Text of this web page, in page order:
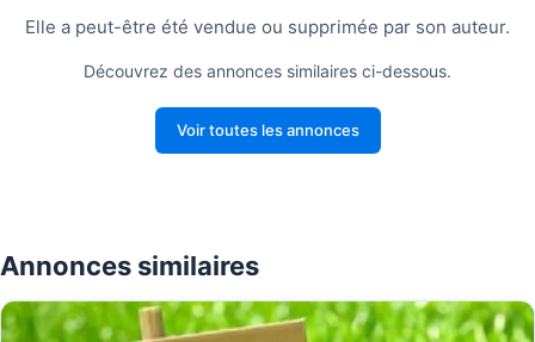
Elle a peut-être été vendue ou supprimée par son auteur.
Découvrez des annonces similaires ci-dessous.
Voir toutes les annonces
Annonces similaires